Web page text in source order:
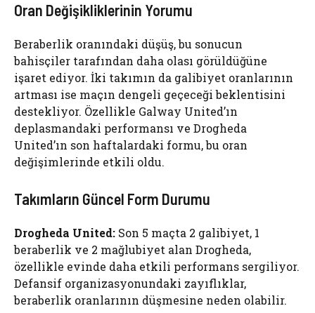
Oran Değişikliklerinin Yorumu
Beraberlik oranındaki düşüş, bu sonucun
bahisçiler tarafından daha olası görüldüğüne
işaret ediyor. İki takımın da galibiyet oranlarının
artması ise maçın dengeli geçeceği beklentisini
destekliyor. Özellikle Galway United’ın
deplasmandaki performansı ve Drogheda
United’ın son haftalardaki formu, bu oran
değişimlerinde etkili oldu.
Takımların Güncel Form Durumu
Drogheda United: Son 5 maçta 2 galibiyet, 1
beraberlik ve 2 mağlubiyet alan Drogheda,
özellikle evinde daha etkili performans sergiliyor.
Defansif organizasyonundaki zayıflıklar,
beraberlik oranlarının düşmesine neden olabilir.